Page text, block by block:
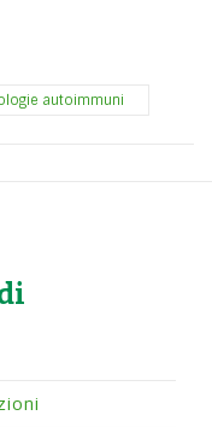
autoimmuni